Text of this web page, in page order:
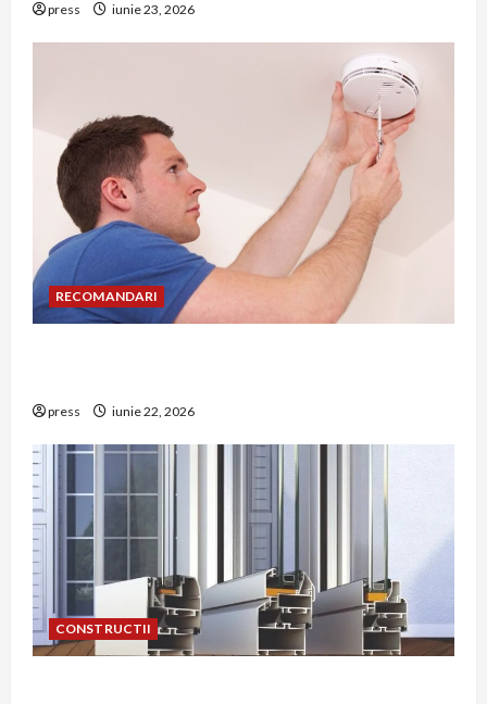
press iunie 23, 2026
RECOMANDARI
press iunie 22, 2026
CONSTRUCTII